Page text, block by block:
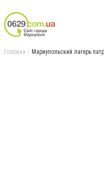
Головна Мариупольский лагерь